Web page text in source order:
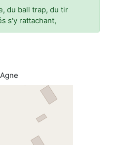
du ball trap, du tir
s'y rattachant,